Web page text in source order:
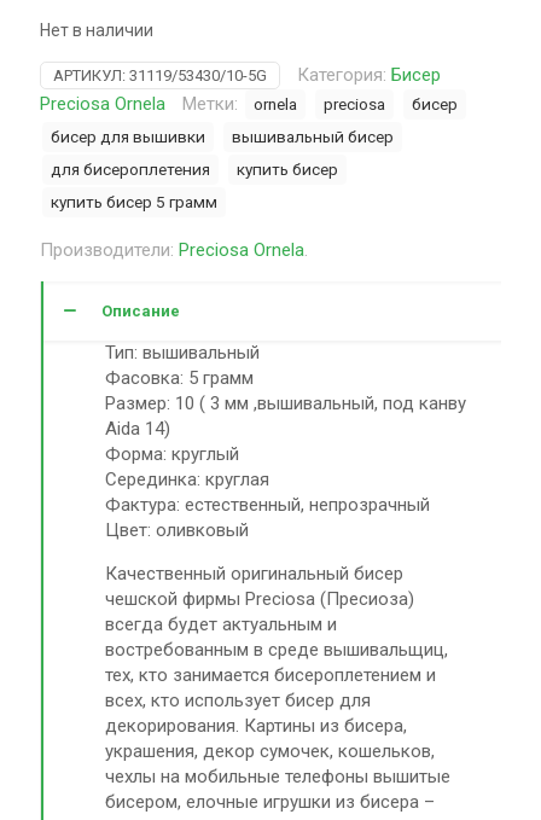
Нет в наличии
АРТИКУЛ: 31119/53430/10-5G Категория: Бисер
Preciosa Ornela
Метки: ornela preciosa
бисер
бисер для вышивки
вышивальный бисер
для бисероплетения
купить бисер
купить бисер 5 грамм
Производители: Preciosa Ornela.
Описание
Тип: вышивальный
Фасовка: 5 грамм
Размер: 10 ( 3 мм ,вышивальный, под канву
Aida 14)
Форма: круглый
Серединка: круглая
Фактура: естественный, непрозрачный
Цвет: оливковый
Качественный оригинальный бисер
чешской фирмы Preciosa (Пресиоза)
всегда будет актуальным и
востребованным в среде вышивальщиц,
тех, кто занимается бисероплетением и
всех, кто использует бисер для
декорирования. Картины из бисера,
украшения, декор сумочек, кошельков,
чехлы на мобильные телефоны вышитые
бисером, елочные игрушки из бисера –